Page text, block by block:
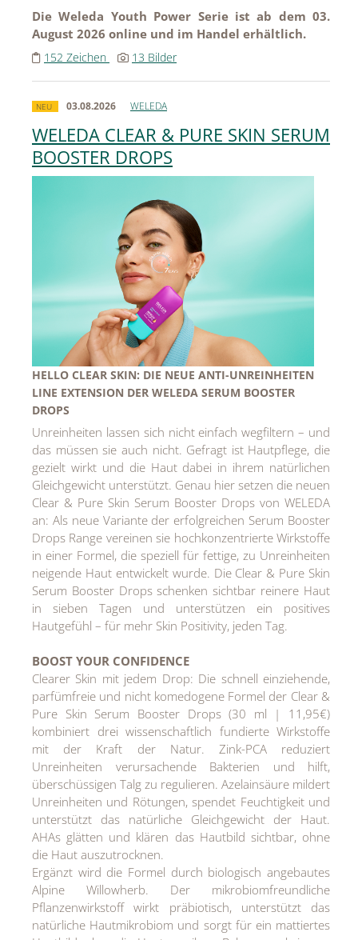
Die Weleda Youth Power Serie ist ab dem 03.
August 2026 online und im Handel erhältlich.
152 Zeichen 13 Bilder
NEU 03.08.2026 WELEDA
WELEDA CLEAR & PURE SKIN SERUM
BOOSTER DROPS
HELLO CLEAR SKIN: DIE NEUE ANTI-UNREINHEITEN
LINE EXTENSION DER WELEDA SERUM BOOSTER
DROPS
Unreinheiten lassen sich nicht einfach wegfiltern – und
das müssen sie auch nicht. Gefragt ist Hautpflege, die
gezielt wirkt und die Haut dabei in ihrem natürlichen
Gleichgewicht unterstützt. Genau hier setzen die neuen
Clear & Pure Skin Serum Booster Drops von WELEDA
an: Als neue Variante der erfolgreichen Serum Booster
Drops Range vereinen sie hochkonzentrierte Wirkstoffe
in einer Formel, die speziell für fettige, zu Unreinheiten
neigende Haut entwickelt wurde. Die Clear & Pure Skin
Serum Booster Drops schenken sichtbar reinere Haut
in sieben Tagen und unterstützen ein positives
Hautgefühl – für mehr Skin Positivity, jeden Tag.
BOOST YOUR CONFIDENCE
Clearer Skin mit jedem Drop: Die schnell einziehende,
parfümfreie und nicht komedogene Formel der Clear &
Pure Skin Serum Booster Drops (30 ml | 11,95€)
kombiniert drei wissenschaftlich fundierte Wirkstoffe
mit der Kraft der Natur. Zink-PCA reduziert
Unreinheiten verursachende Bakterien und hilft,
überschüssigen Talg zu regulieren. Azelainsäure mildert
Unreinheiten und Rötungen, spendet Feuchtigkeit und
unterstützt das natürliche Gleichgewicht der Haut.
AHAs glätten und klären das Hautbild sichtbar, ohne
die Haut auszutrocknen.
Ergänzt wird die Formel durch biologisch angebautes
Alpine Willowherb. Der mikrobiomfreundliche
Pflanzenwirkstoff wirkt präbiotisch, unterstützt das
natürliche Hautmikrobiom und sorgt für ein mattiertes